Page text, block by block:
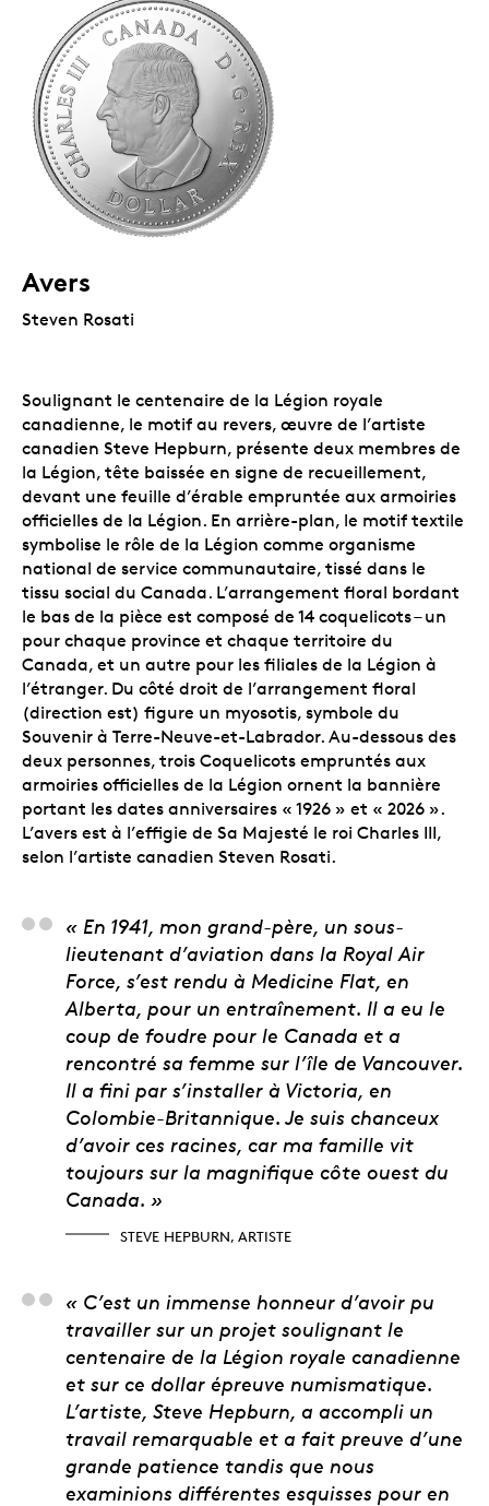
Avers
Steven Rosati
Soulignant le centenaire de la Légion royale
canadienne, le motif au revers, œuvre de l’artiste
canadien Steve Hepburn, présente deux membres de
la Légion, tête baissée en signe de recueillement,
devant une feuille d’érable empruntée aux armoiries
officielles de la Légion. En arrière-plan, le motif textile
symbolise le rôle de la Légion comme organisme
national de service communautaire, tissé dans le
tissu social du Canada. L’arrangement floral bordant
le bas de la pièce est composé de 14 coquelicots – un
pour chaque province et chaque territoire du
Canada, et un autre pour les filiales de la Légion à
l’étranger. Du côté droit de l’arrangement floral
(direction est) figure un myosotis, symbole du
Souvenir à Terre-Neuve-et-Labrador. Au-dessous des
deux personnes, trois Coquelicots empruntés aux
armoiries officielles de la Légion ornent la bannière
portant les dates anniversaires « 1926 » et « 2026 ».
L’avers est à l’effigie de Sa Majesté le roi Charles III,
selon l’artiste canadien Steven Rosati.
Steve Hepburn,
« En 1941, mon grand-père, un sous-
lieutenant d’aviation dans la Royal Air
Force, s’est rendu à Medicine Flat, en
Alberta, pour un entraînement. Il a eu le
coup de foudre pour le Canada et a
rencontré sa femme sur l’île de Vancouver.
Il a fini par s’installer à Victoria, en
Colombie-Britannique. Je suis chanceux
d’avoir ces racines, car ma famille vit
toujours sur la magnifique côte ouest du
Canada. »
STEVE HEPBURN, ARTISTE
Matt Eggink, chef de
« C’est un immense honneur d’avoir pu
travailler sur un projet soulignant le
centenaire de la Légion royale canadienne
et sur ce dollar épreuve numismatique.
L’artiste, Steve Hepburn, a accompli un
travail remarquable et a fait preuve d’une
grande patience tandis que nous
examinions différentes esquisses pour en